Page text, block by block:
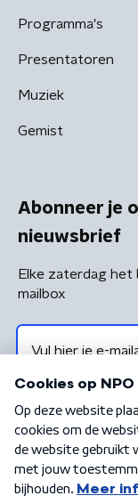
Programma's
Presentatoren
Muziek
Gemist
Abonneer je
nieuwsbrief
Elke zaterdag het
mailbox
Algemene